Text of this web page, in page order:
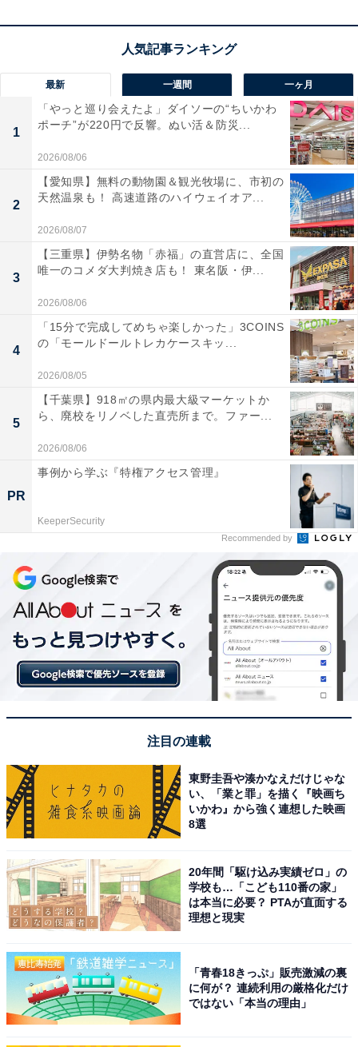
ことで、好きな人、愛する人とも対等な関係が作れま
す。合わせ過ぎず、寄りかかり過ぎず、心地よい関係を
待を。
ラッキーポイント……ブラック、タテ長のシルエッ
ト、アナログ時計、和食
他の星座の運勢も見る
【6月の運勢】おひつじ座（牡羊座）
【6月の運勢】ふたご座（双子座）
【6月の運勢】かに座（蟹座）
【6月の運勢】おとめ座（乙女座）※今見ている記事
【6月の運勢】てんびん座（天秤座）
【6月の運勢】さそり座（蠍座）
【6月の運勢】いて座（射手座）
【6月の運勢】やぎ座（山羊座）
【6月の運勢】うお座（魚座）
最新 一週間 一ヶ月
1
「やっと巡り会えたよ」ダイソーの“ちいかわ
ポーチ”が220円で反響。ぬい活＆防災...
2026/08/06
2
【愛知県】無料の動物園＆観光牧場に、市初の
天然温泉も！ 高速道路のハイウェイオア...
2026/08/07
3
【三重県】伊勢名物「赤福」の直営店に、全国
唯一のコメダ大判焼き店も！ 東名阪・伊...
2026/08/06
4
「15分で完成してめちゃ楽しかった」3COINS
の「モールドールトレカケースキッ...
2026/08/05
5
【千葉県】918㎡の県内最大級マーケットか
ら、廃校をリノベした直売所まで。ファー...
2026/08/06
PR
事例から学ぶ『特権アクセス管理』
KeeperSecurity
Recommended by
注目の連載
東野圭吾や湊かなえだけじゃな
い、「業と罪」を描く『映画ち
いかわ』から強く連想した映画
8選
20年間「駆け込み実績ゼロ」の
学校も…「こども110番の家」
は本当に必要？ PTAが直面する
理想と現実
「青春18きっぷ」販売激減の裏
に何が？ 連続利用の厳格化だけ
ではない「本当の理由」